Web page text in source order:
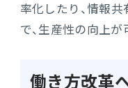
率化したり、情報
で、生産性の向上が
働き方改革